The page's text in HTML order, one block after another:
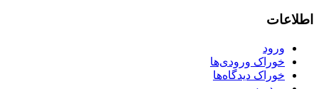
اطلاعات
ورود
خوراک ورودی‌ها
خوراک دیدگاه‌ها